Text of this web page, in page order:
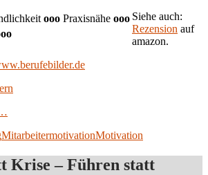
ooo Praxisnähe ooo
o
Siehe auch:
Rezension auf
amazon.
MitarbeitermotivationMotivation
Krise – Führen statt